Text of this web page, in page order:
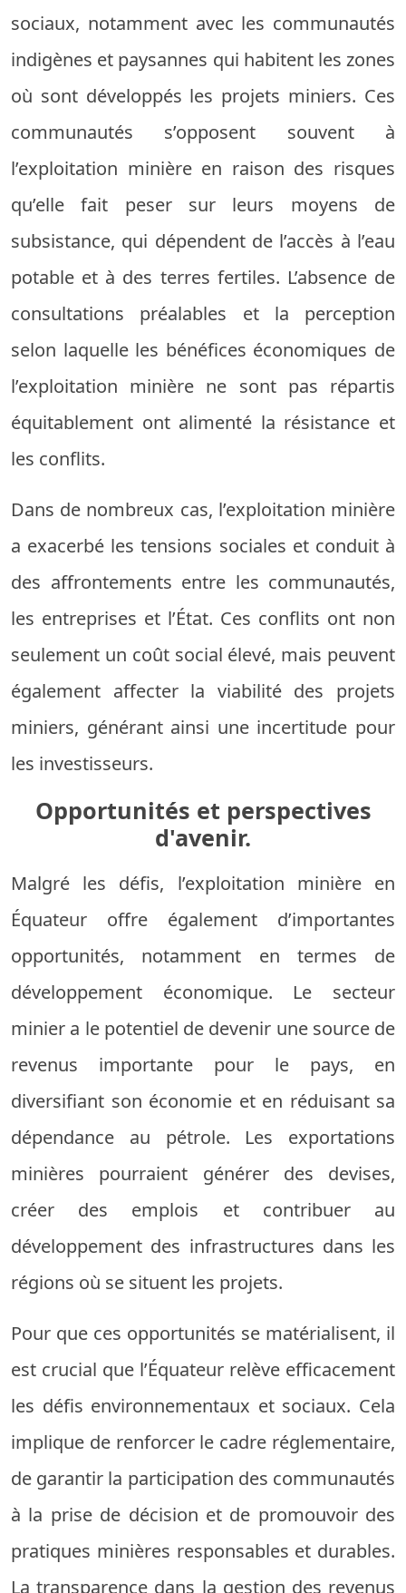
sociaux, notamment avec les communautés
indigènes et paysannes qui habitent les zones
où sont développés les projets miniers. Ces
communautés s’opposent souvent à
l’exploitation minière en raison des risques
qu’elle fait peser sur leurs moyens de
subsistance, qui dépendent de l’accès à l’eau
potable et à des terres fertiles. L’absence de
consultations préalables et la perception
selon laquelle les bénéfices économiques de
l’exploitation minière ne sont pas répartis
équitablement ont alimenté la résistance et
les conflits.
Dans de nombreux cas, l’exploitation minière
a exacerbé les tensions sociales et conduit à
des affrontements entre les communautés,
les entreprises et l’État. Ces conflits ont non
seulement un coût social élevé, mais peuvent
également affecter la viabilité des projets
miniers, générant ainsi une incertitude pour
les investisseurs.
Opportunités et perspectives
d'avenir.
Malgré les défis, l’exploitation minière en
Équateur offre également d’importantes
opportunités, notamment en termes de
développement économique. Le secteur
minier a le potentiel de devenir une source de
revenus importante pour le pays, en
diversifiant son économie et en réduisant sa
dépendance au pétrole. Les exportations
minières pourraient générer des devises,
créer des emplois et contribuer au
développement des infrastructures dans les
régions où se situent les projets.
Pour que ces opportunités se matérialisent, il
est crucial que l’Équateur relève efficacement
les défis environnementaux et sociaux. Cela
implique de renforcer le cadre réglementaire,
de garantir la participation des communautés
à la prise de décision et de promouvoir des
pratiques minières responsables et durables.
La transparence dans la gestion des revenus